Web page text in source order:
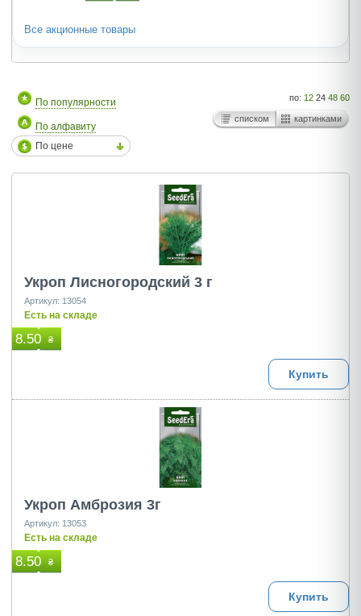
Все акционные товары
По популярности
По алфавиту
По цене
по: 12 24 48 60
списком картинками
Укроп Лисногородский 3 г
Артикул: 13054
Есть на складе
8.50 ₴
Купить
Укроп Амброзия 3г
Артикул: 13053
Есть на складе
8.50 ₴
Купить